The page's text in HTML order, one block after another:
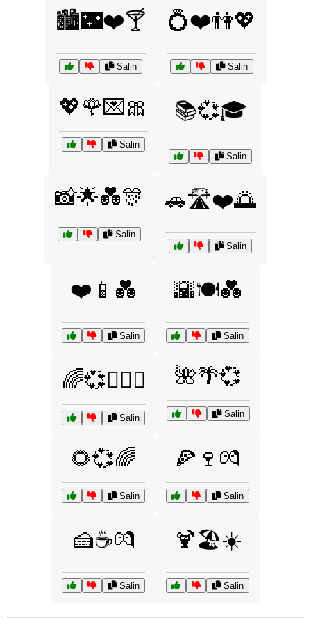
🏙️🌃❤️🍸
Salin
💍❤️👫💖
Salin
💖🌹💌🎀
Salin
📚💞🎓
Salin
📸🌟💑🎊
Salin
🚗🛣️❤️🌅
Salin
❤️📱💑
Salin
🌇🍽️💑
Salin
🌈💞👩‍❤️‍👨
Salin
🌺🌴💞
Salin
🌻💞🌈
Salin
🍕🍷💏
Salin
🍰☕💏
Salin
🍹🏖️☀️
Salin